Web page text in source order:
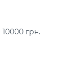
грн.